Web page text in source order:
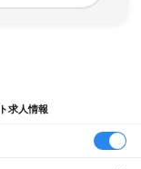
求人情報